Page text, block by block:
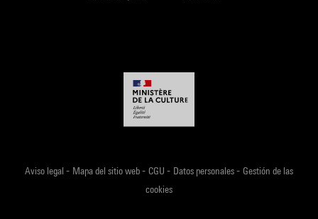
Aviso legal - Mapa del sitio web- CGU - Datos personales- Gestión de las
cookies